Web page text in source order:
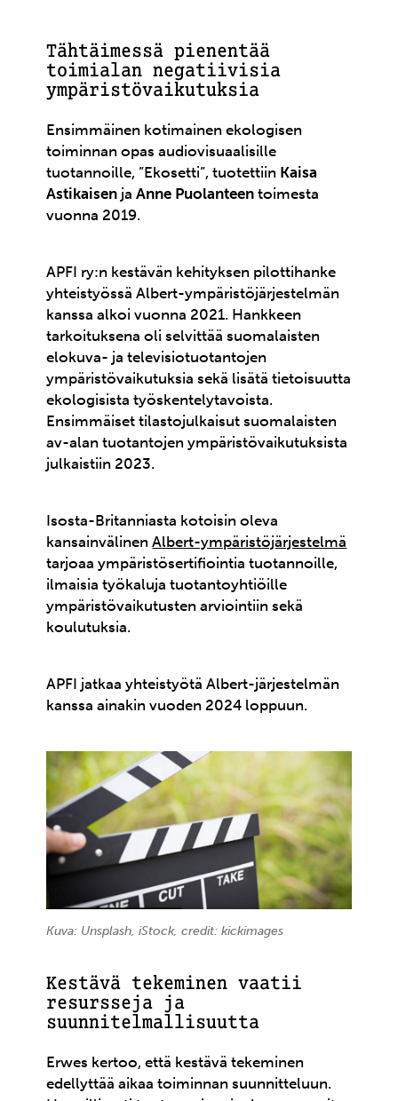
Tähtäimessä pienentää
toimialan negatiivisia
ympäristövaikutuksia
Ensimmäinen kotimainen ekologisen
toiminnan opas audiovisuaalisille
tuotannoille, ”Ekosetti”, tuotettiin Kaisa
Astikaisen jaAnne Puolanteen toimesta
vuonna 2019.
APFI ry:n kestävän kehityksen pilottihanke
yhteistyössä Albert-ympäristöjärjestelmän
kanssa alkoi vuonna 2021. Hankkeen
tarkoituksena oli selvittää suomalaisten
elokuva- ja televisiotuotantojen
ympäristövaikutuksia sekä lisätä tietoisuutta
ekologisista työskentelytavoista.
Ensimmäiset tilastojulkaisut suomalaisten
av-alan tuotantojen ympäristövaikutuksista
julkaistiin 2023.
Isosta-Britanniasta kotoisin oleva
kansainvälinenAlbert-ympäristöjärjestelmä
tarjoaa ympäristösertifiointia tuotannoille,
ilmaisia työkaluja tuotantoyhtiöille
ympäristövaikutusten arviointiin sekä
koulutuksia.
APFI jatkaa yhteistyötä Albert-järjestelmän
kanssa ainakin vuoden 2024 loppuun.
Kuva: Unsplash, iStock, credit: kickimages
Kestävä tekeminen vaatii
resursseja ja
suunnitelmallisuutta
Erwes kertoo, että kestävä tekeminen
edellyttää aikaa toiminnan suunnitteluun.